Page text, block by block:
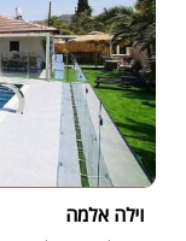
וילה אלמה